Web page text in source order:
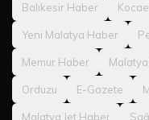
Balıkesir Haber
Yeni Malatya Haber
Memur Haber
Orduzu E-Gazete
Malatya Jet Haber